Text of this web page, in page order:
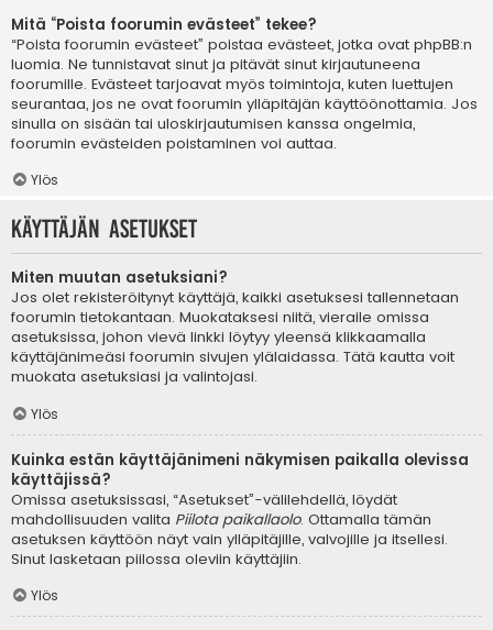
Mitä “Poista foorumin evästeet” tekee?
“Poista foorumin evästeet” poistaa evästeet, jotka ovat phpBB:n
luomia. Ne tunnistavat sinut ja pitävät sinut kirjautuneena
foorumille. Evästeet tarjoavat myös toimintoja, kuten luettujen
seurantaa, jos ne ovat foorumin ylläpitäjän käyttöönottamia. Jos
sinulla on sisään tai uloskirjautumisen kanssa ongelmia,
foorumin evästeiden poistaminen voi auttaa.
Ylös
Käyttäjän asetukset
Miten muutan asetuksiani?
Jos olet rekisteröitynyt käyttäjä, kaikki asetuksesi tallennetaan
foorumin tietokantaan. Muokataksesi niitä, vieraile omissa
asetuksissa, johon vievä linkki löytyy yleensä klikkaamalla
käyttäjänimeäsi foorumin sivujen ylälaidassa. Tätä kautta voit
muokata asetuksiasi ja valintojasi.
Ylös
Kuinka estän käyttäjänimeni näkymisen paikalla olevissa
käyttäjissä?
Omissa asetuksissasi, “Asetukset”-välilehdellä, löydät
mahdollisuuden valita Piilota paikallaolo. Ottamalla tämän
asetuksen käyttöön näyt vain ylläpitäjille, valvojille ja itsellesi.
Sinut lasketaan piilossa oleviin käyttäjiin.
Ylös